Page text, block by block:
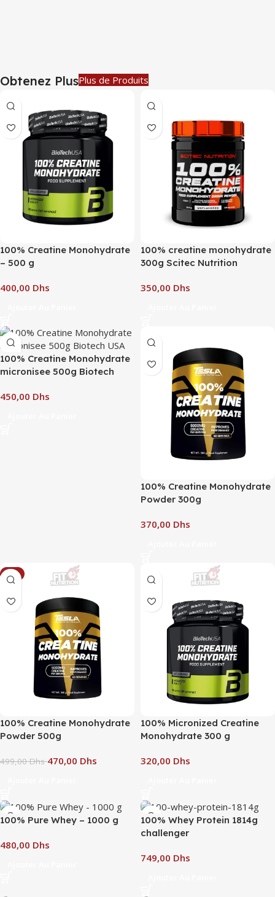
Obtenez PlusPlus de Produits
100% Creatine Monohydrate
– 500 g
Dhs
100% creatine monohydrate
300g Scitec Nutrition
Dhs
100% Creatine Monohydrate
micronisee 500g Biotech
Dhs
100% Creatine Monohydrate
Powder 300g
Dhs
-6%
100% Creatine Monohydrate
Powder 500g
499,00Dhs470,00 Dhs
100% Micronized Creatine
Monohydrate 300 g
Dhs
100% Pure Whey – 1000 g
Dhs
100% Whey Protein 1814g
challenger
Dhs